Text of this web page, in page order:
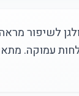
לשיפור
עמוקה.